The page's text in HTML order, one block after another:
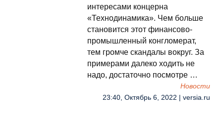
интересами концерна
«Технодинамика». Чем больше
становится этот финансово-
промышленный конгломерат,
тем громче скандалы вокруг. За
примерами далеко ходить не
надо, достаточно посмотре …
Новости
23:40, Октябрь 6, 2022 | versia.ru